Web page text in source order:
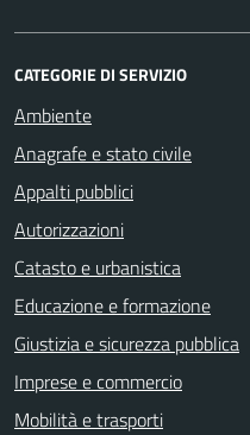
CATEGORIE DI SERVIZIO
Ambiente
Anagrafe e stato civile
Appalti pubblici
Autorizzazioni
Catasto e urbanistica
Educazione e formazione
Giustizia e sicurezza pubblica
Imprese e commercio
Mobilità e trasporti